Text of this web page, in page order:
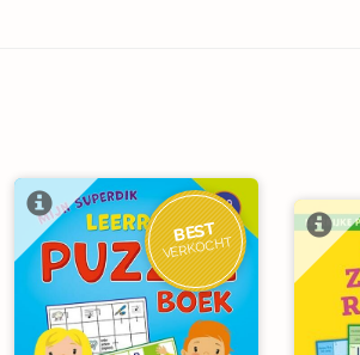
BEST
VERKOCHT